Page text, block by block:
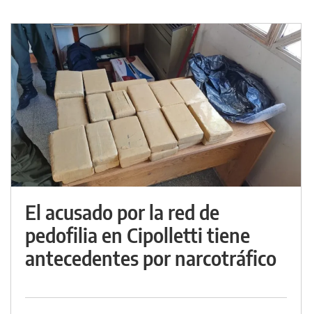
El acusado por la red de
pedofilia en Cipolletti tiene
antecedentes por narcotráfico